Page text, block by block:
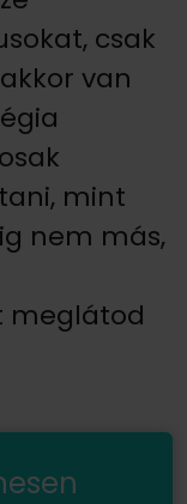
csak
van
mint
nem más,
meglátod